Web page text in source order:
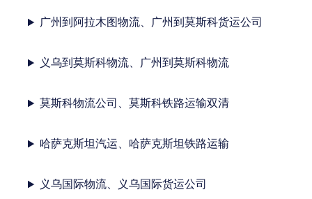
广州到阿拉木图物流、广州到莫斯科货运公司
义乌到莫斯科物流、广州到莫斯科物流
莫斯科物流公司、莫斯科铁路运输双清
哈萨克斯坦汽运、哈萨克斯坦铁路运输
义乌国际物流、义乌国际货运公司